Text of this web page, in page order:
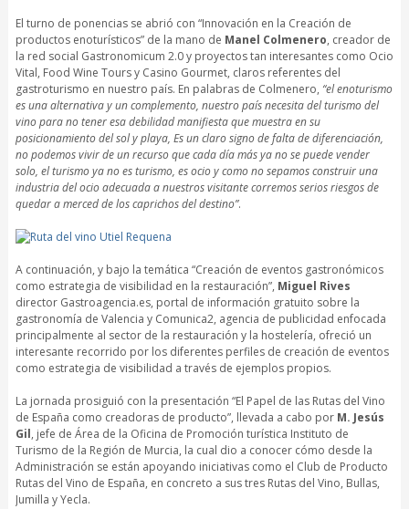
El turno de ponencias se abrió con “Innovación en la Creación de
productos enoturísticos” de la mano de Manel Colmenero, creador de
la red social Gastronomicum 2.0 y proyectos tan interesantes como Ocio
Vital, Food Wine Tours y Casino Gourmet, claros referentes del
gastroturismo en nuestro país. En palabras de Colmenero, “el enoturismo
es una alternativa y un complemento, nuestro país necesita del turismo del
vino para no tener esa debilidad manifiesta que muestra en su
posicionamiento del sol y playa, Es un claro signo de falta de diferenciación,
no podemos vivir de un recurso que cada día más ya no se puede vender
solo, el turismo ya no es turismo, es ocio y como no sepamos construir una
industria del ocio adecuada a nuestros visitante corremos serios riesgos de
quedar a merced de los caprichos del destino”.
A continuación, y bajo la temática “Creación de eventos gastronómicos
como estrategia de visibilidad en la restauración”, Miguel Rives
director Gastroagencia.es, portal de información gratuito sobre la
gastronomía de Valencia y Comunica2, agencia de publicidad enfocada
principalmente al sector de la restauración y la hostelería, ofreció un
interesante recorrido por los diferentes perfiles de creación de eventos
como estrategia de visibilidad a través de ejemplos propios.
La jornada prosiguió con la presentación “El Papel de las Rutas del Vino
de España como creadoras de producto”, llevada a cabo por M. Jesús
Gil, jefe de Área de la Oficina de Promoción turística Instituto de
Turismo de la Región de Murcia, la cual dio a conocer cómo desde la
Administración se están apoyando iniciativas como el Club de Producto
Rutas del Vino de España, en concreto a sus tres Rutas del Vino, Bullas,
Jumilla y Yecla.